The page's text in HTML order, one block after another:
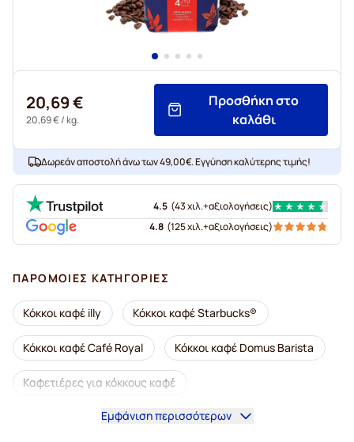
20,69 €
20,69 €/ kg.
Προσθήκη στο
καλάθι
Δωρεάν αποστολή άνω των 49,00€. Εγγύηση καλύτερης τιμής!
4.5 (43 χιλ.+αξιολογήσεις)
4.8 (125 χιλ.+αξιολογήσεις)
ΠΑΡΌΜΟΙΕΣ ΚΑΤΗΓΟΡΊΕΣ
Κόκκοι καφέ illy Κόκκοι καφέ Starbucks®
Κόκκοι καφέ Café Royal Κόκκοι καφέ Domus Barista
Καφετιέρες για κόκκους καφέ
Ντεκαφεϊνέ κόκκοι καφέ Κόκκοι καφέ L'OR
Εμφάνιση περισσότερων